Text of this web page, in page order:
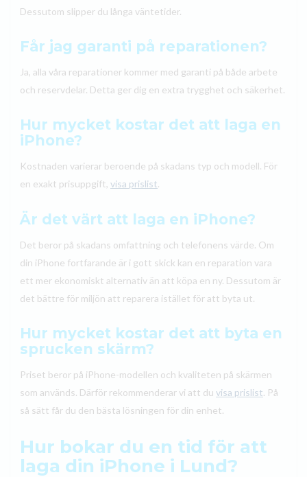
Dessutom slipper du långa väntetider.
Får jag garanti på reparationen?
Ja, alla våra reparationer kommer med garanti på både arbete
och reservdelar. Detta ger dig en extra trygghet och säkerhet.
Hur mycket kostar det att laga en
iPhone?
Kostnaden varierar beroende på skadans typ och modell. För
en exakt prisuppgift, visa prislist.
Är det värt att laga en iPhone?
Det beror på skadans omfattning och telefonens värde. Om
din iPhone fortfarande är i gott skick kan en reparation vara
ett mer ekonomiskt alternativ än att köpa en ny. Dessutom är
det bättre för miljön att reparera istället för att byta ut.
Hur mycket kostar det att byta en
sprucken skärm?
Priset beror på iPhone-modellen och kvaliteten på skärmen
som används. Därför rekommenderar vi att du visa prislist. På
så sätt får du den bästa lösningen för din enhet.
Hur bokar du en tid för att
laga din iPhone i Lund?